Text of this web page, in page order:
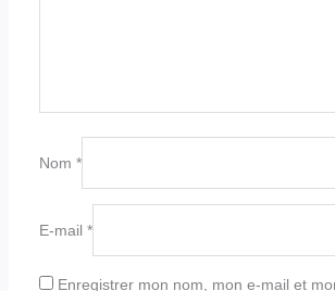
Nom *
E-mail *
Enregistrer mon nom, mon e-mail et